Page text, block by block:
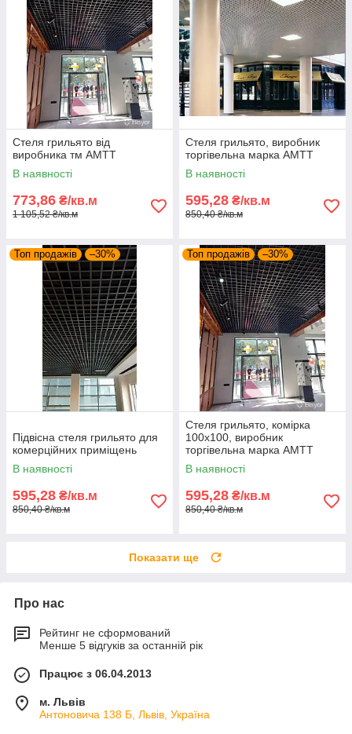
Стеля грильято від
виробника тм АМТТ
В наявності
773,86 ₴/кв.м
1 105,52 ₴/кв.м
Стеля грильято, виробник
торгівельна марка АМТТ
В наявності
595,28 ₴/кв.м
850,40 ₴/кв.м
Топ продажів –30%
Підвісна стеля грильято для
комерційних приміщень
В наявності
595,28 ₴/кв.м
850,40 ₴/кв.м
Топ продажів –30%
Стеля грильято, комірка
100х100, виробник
торгівельна марка АМТТ
В наявності
595,28 ₴/кв.м
850,40 ₴/кв.м
Показати ще
Про нас
Рейтинг не сформований
Менше 5 відгуків за останній рік
Працює з 06.04.2013
м. Львів
Антоновича 138 Б, Львів, Україна